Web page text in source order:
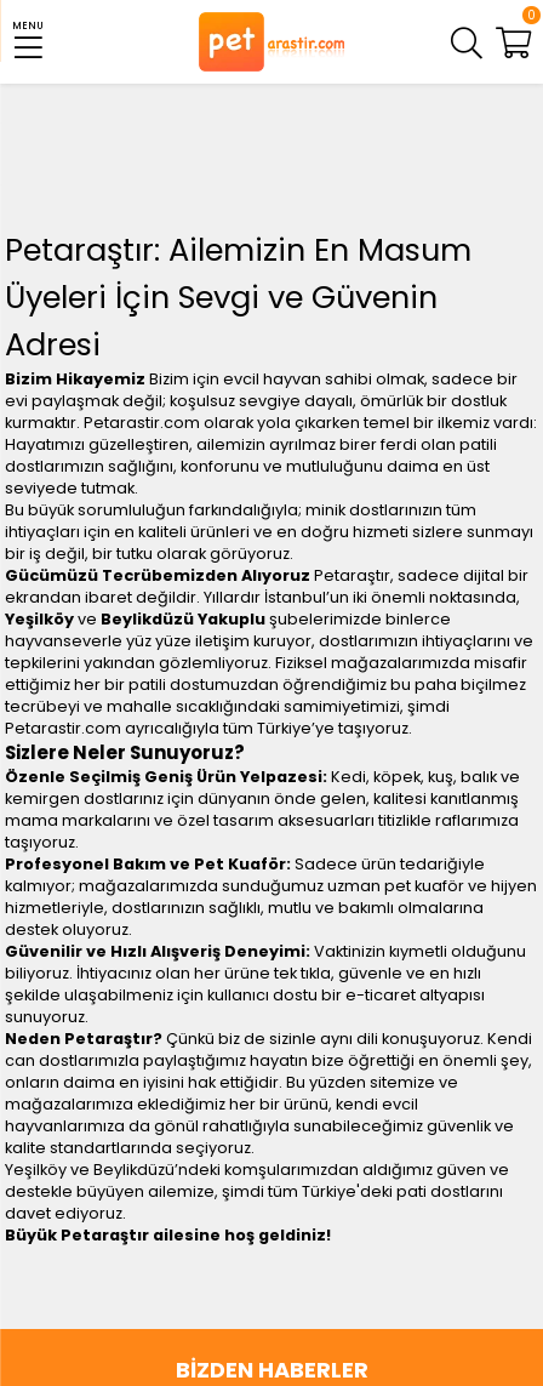
MENU
0
Petaraştır: Ailemizin En Masum
Üyeleri İçin Sevgi ve Güvenin
Adresi
Bizim Hikayemiz Bizim için evcil hayvan sahibi olmak, sadece bir
evi paylaşmak değil; koşulsuz sevgiye dayalı, ömürlük bir dostluk
kurmaktır. Petarastir.com olarak yola çıkarken temel bir ilkemiz vardı:
Hayatımızı güzelleştiren, ailemizin ayrılmaz birer ferdi olan patili
dostlarımızın sağlığını, konforunu ve mutluluğunu daima en üst
seviyede tutmak.
Bu büyük sorumluluğun farkındalığıyla; minik dostlarınızın tüm
ihtiyaçları için en kaliteli ürünleri ve en doğru hizmeti sizlere sunmayı
bir iş değil, bir tutku olarak görüyoruz.
Gücümüzü Tecrübemizden Alıyoruz Petaraştır, sadece dijital bir
ekrandan ibaret değildir. Yıllardır İstanbul’un iki önemli noktasında,
Yeşilköyve Beylikdüzü Yakupluşubelerimizde binlerce
hayvanseverle yüz yüze iletişim kuruyor, dostlarımızın ihtiyaçlarını ve
tepkilerini yakından gözlemliyoruz. Fiziksel mağazalarımızda misafir
ettiğimiz her bir patili dostumuzdan öğrendiğimiz bu paha biçilmez
tecrübeyi ve mahalle sıcaklığındaki samimiyetimizi, şimdi
Petarastir.com ayrıcalığıyla tüm Türkiye’ye taşıyoruz.
Sizlere Neler Sunuyoruz?
Özenle Seçilmiş Geniş Ürün Yelpazesi:Kedi, köpek, kuş, balık ve
kemirgen dostlarınız için dünyanın önde gelen, kalitesi kanıtlanmış
mama markalarını ve özel tasarım aksesuarları titizlikle raflarımıza
taşıyoruz.
Profesyonel Bakım ve Pet Kuaför:Sadece ürün tedariğiyle
kalmıyor; mağazalarımızda sunduğumuz uzman pet kuaför ve hijyen
hizmetleriyle, dostlarınızın sağlıklı, mutlu ve bakımlı olmalarına
destek oluyoruz.
Güvenilir ve Hızlı Alışveriş Deneyimi:Vaktinizin kıymetli olduğunu
biliyoruz. İhtiyacınız olan her ürüne tek tıkla, güvenle ve en hızlı
şekilde ulaşabilmeniz için kullanıcı dostu bir e-ticaret altyapısı
sunuyoruz.
Neden Petaraştır?Çünkü biz de sizinle aynı dili konuşuyoruz. Kendi
can dostlarımızla paylaştığımız hayatın bize öğrettiği en önemli şey,
onların daima en iyisini hak ettiğidir. Bu yüzden sitemize ve
mağazalarımıza eklediğimiz her bir ürünü, kendi evcil
hayvanlarımıza da gönül rahatlığıyla sunabileceğimiz güvenlik ve
kalite standartlarında seçiyoruz.
Yeşilköy ve Beylikdüzü’ndeki komşularımızdan aldığımız güven ve
destekle büyüyen ailemize, şimdi tüm Türkiye'deki pati dostlarını
davet ediyoruz.
Büyük Petaraştır ailesine hoş geldiniz!
BIZDEN HABERLER